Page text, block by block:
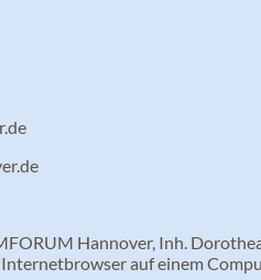
Hannover, Inh.
auf einem